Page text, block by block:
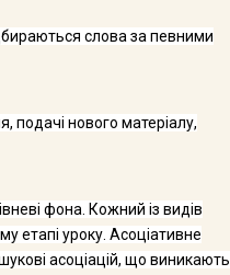
слова за певними
подачі нового матеріалу,
фона. Кожний із видів
етапі уроку. Асоціативне
асоціацій, що виникають